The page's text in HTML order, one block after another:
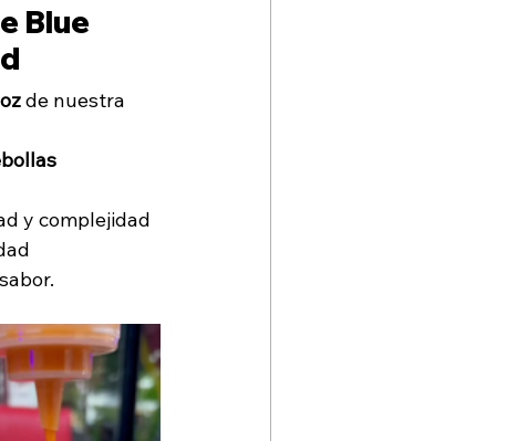
Blue
de nuestra
y complejidad